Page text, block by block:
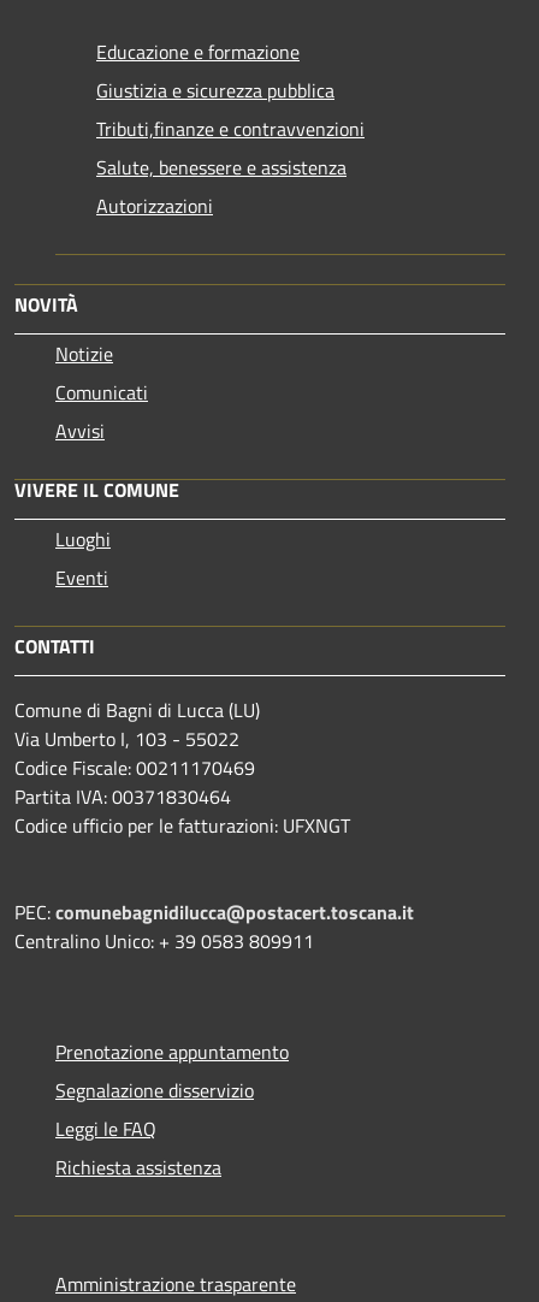
Educazione e formazione
Giustizia e sicurezza pubblica
Tributi,finanze e contravvenzioni
Salute, benessere e assistenza
Autorizzazioni
NOVITÀ
Notizie
Comunicati
Avvisi
VIVERE IL COMUNE
Luoghi
Eventi
CONTATTI
Comune di Bagni di Lucca (LU)
Via Umberto I, 103 - 55022
Codice Fiscale: 00211170469
Partita IVA: 00371830464
Codice ufficio per le fatturazioni: UFXNGT
PEC:comunebagnidilucca@postacert.toscana.it
Centralino Unico: + 39 0583 809911
Prenotazione appuntamento
Segnalazione disservizio
Leggi le FAQ
Richiesta assistenza
Amministrazione trasparente